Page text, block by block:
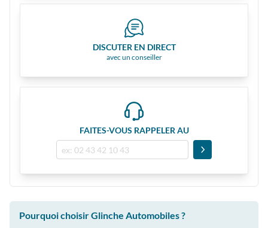
DISCUTER EN DIRECT
avec un conseiller
FAITES-VOUS RAPPELER AU
Pourquoi choisir Glinche Automobiles ?